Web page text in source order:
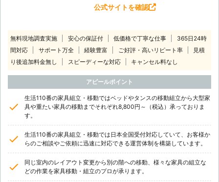
公式サイトを確認
無料現地調査実施 安心の保証付 低価格で丁寧な仕事
365日24時
間対応
サポート万全 経験豊富 ご好評・高いリピート率
見積
り後追加料金無し
スピーディーな対応 キャンセル料なし
アピールポイント
生活110番の家具組立・移動ではベッドやタンスの移動組立から大型家
具や重たい家具の移動までそれぞれ8,800円～（税込）承っておりま
す。
生活110番の家具組立・移動では日本全国受付対応していて、お客様か
らのご相談やご依頼に迅速に対応できる運営体制を構築しています。
同じ室内のレイアウト変更から別の階への移動、様々な家具の組立な
どの作業を家具移動・組立のプロが承ります。